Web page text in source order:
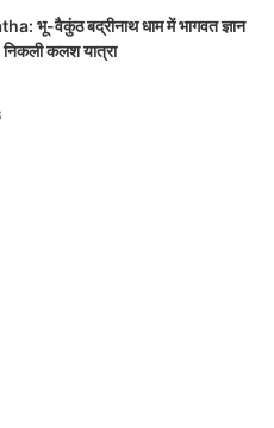
भू-वैकुंठ बद्रीनाथ धाम में भागवत ज्ञान
कलश यात्रा